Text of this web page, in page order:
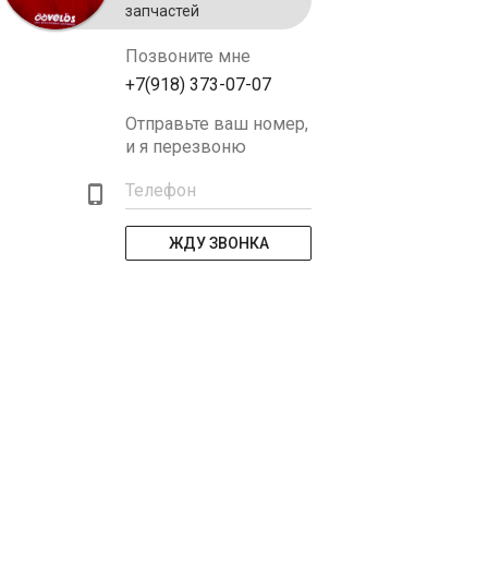
запчастей
Позвоните мне
+7(918) 373-07-07
Отправьте ваш номер,
и я перезвоню
Телефон
ЖДУ ЗВОНКА